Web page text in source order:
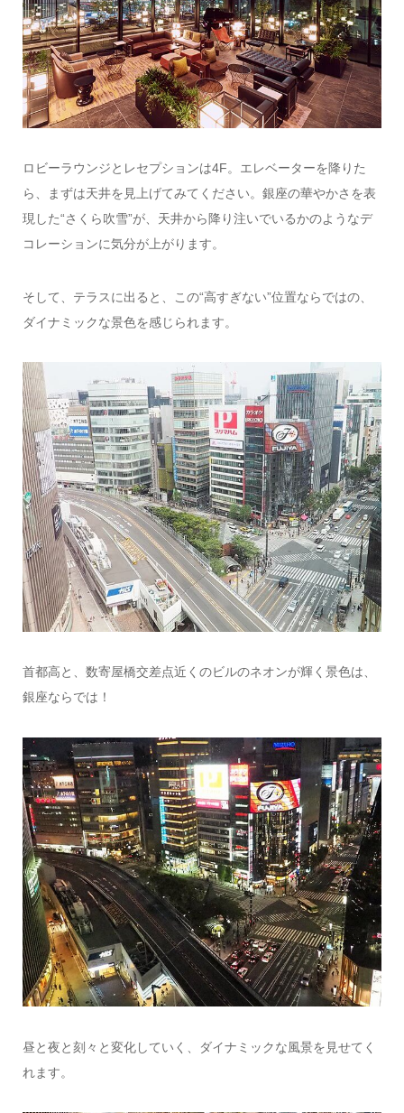
ロビーラウンジとレセプションは4F。エレベーターを降りた
ら、まずは天井を見上げてみてください。銀座の華やかさを表
現した“さくら吹雪”が、天井から降り注いでいるかのようなデ
コレーションに気分が上がります。
そして、テラスに出ると、この“高すぎない”位置ならではの、
ダイナミックな景色を感じられます。
首都高と、数寄屋橋交差点近くのビルのネオンが輝く景色は、
銀座ならでは！
昼と夜と刻々と変化していく、ダイナミックな風景を見せてく
れます。